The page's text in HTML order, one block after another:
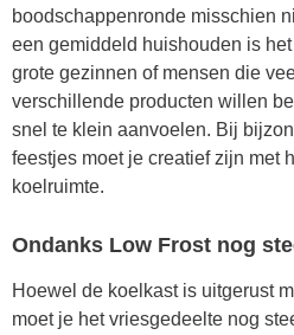
boodschappenronde misschien
een gemiddeld huishouden is
grote gezinnen of mensen die
verschillende producten willen
snel te klein aanvoelen. Bij
feestjes moet je creatief zijn met
koelruimte.
Ondanks Low Frost nog
Hoewel de koelkast is uitgerust
moet je het vriesgedeelte nog